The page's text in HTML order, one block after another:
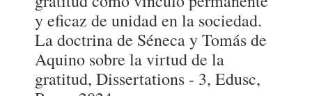
y eficaz de unidad en la sociedad.
La doctrina de Séneca y Tomás de
Aquino sobre la virtud de la
gratitud, Dissertations - 3, Edusc,